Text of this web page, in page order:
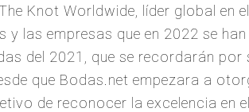
Knot Worldwide, líder global
y las empresas que en 2022 se
del 2021, que se recordarán
que Bodas.net empezara a
de reconocer la excelencia